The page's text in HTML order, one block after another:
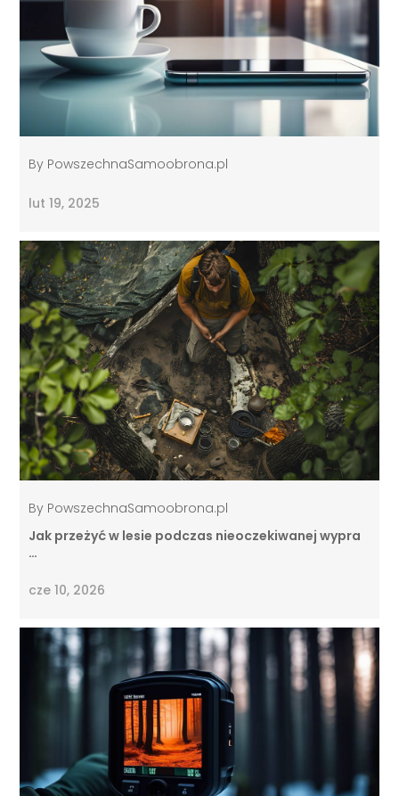
By PowszechnaSamoobrona.pl
lut 19, 2025
By PowszechnaSamoobrona.pl
Jak przeżyć w lesie podczas nieoczekiwanej wypra
…
cze 10, 2026